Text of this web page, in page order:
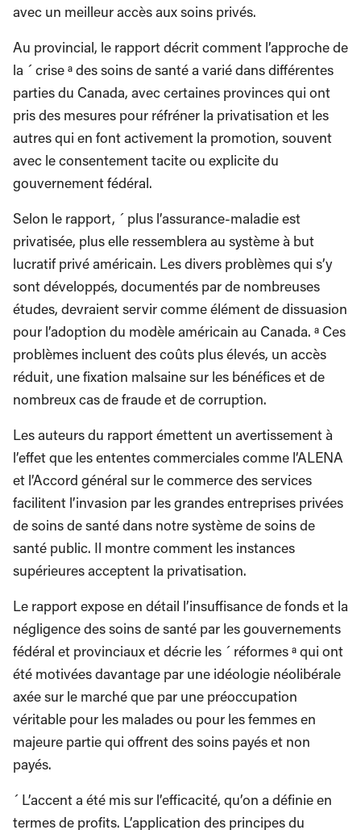
avec un meilleur accès aux soins privés.
Au provincial, le rapport décrit comment l’approche de
la ´ crise ª des soins de santé a varié dans différentes
parties du Canada, avec certaines provinces qui ont
pris des mesures pour réfréner la privatisation et les
autres qui en font activement la promotion, souvent
avec le consentement tacite ou explicite du
gouvernement fédéral.
Selon le rapport, ´ plus l’assurance-maladie est
privatisée, plus elle ressemblera au système à but
lucratif privé américain. Les divers problèmes qui s’y
sont développés, documentés par de nombreuses
études, devraient servir comme élément de dissuasion
pour l’adoption du modèle américain au Canada. ª Ces
problèmes incluent des coûts plus élevés, un accès
réduit, une fixation malsaine sur les bénéfices et de
nombreux cas de fraude et de corruption.
Les auteurs du rapport émettent un avertissement à
l’effet que les ententes commerciales comme l’ALENA
et l’Accord général sur le commerce des services
facilitent l’invasion par les grandes entreprises privées
de soins de santé dans notre système de soins de
santé public. Il montre comment les instances
supérieures acceptent la privatisation.
Le rapport expose en détail l’insuffisance de fonds et la
négligence des soins de santé par les gouvernements
fédéral et provinciaux et décrie les ´ réformes ª qui ont
été motivées davantage par une idéologie néolibérale
axée sur le marché que par une préoccupation
véritable pour les malades ou pour les femmes en
majeure partie qui offrent des soins payés et non
payés.
´ L’accent a été mis sur l’efficacité, qu’on a définie en
termes de profits. L’application des principes du